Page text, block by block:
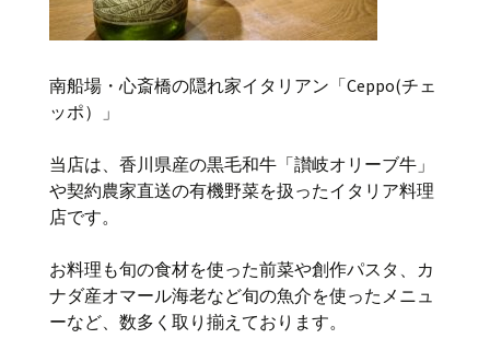
南船場・心斎橋の隠れ家イタリアン「Ceppo(チェ
ッポ）」
当店は、香川県産の黒毛和牛「讃岐オリーブ牛」
や契約農家直送の有機野菜を扱ったイタリア料理
店です。
お料理も旬の食材を使った前菜や創作パスタ、カ
ナダ産オマール海老など旬の魚介を使ったメニュ
ーなど、数多く取り揃えております。